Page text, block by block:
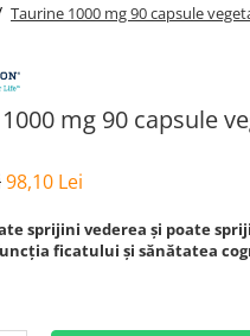
Taurine 1000 mg 90 capsule
mg 90 capsule
98,10 Lei
sprijini vederea și poate
ficatului și sănătatea